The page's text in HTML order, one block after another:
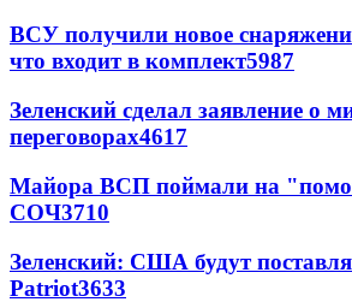
ВСУ получили новое
что входит в комплект5987
Зеленский сделал заявление о
переговорах4617
Майора ВСП поймали на
СОЧ3710
Зеленский: США будут
Patriot3633